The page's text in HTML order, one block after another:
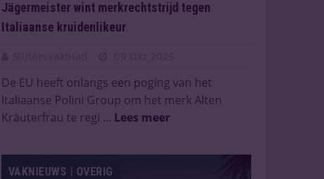
Jägermeister wint merkrechtstrijd tegen
Italiaanse kruidenlikeur
De EU heeft onlangs een poging van het
Italiaanse Polini Group om het merk Alten
Kräuterfrau te regi ... Lees meer
VAKNIEUWS | OVERIG